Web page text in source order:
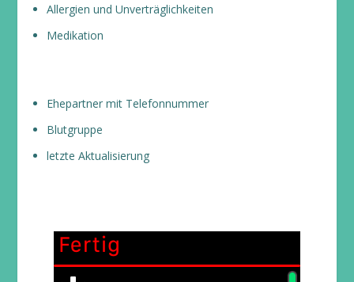
Allergien und Unverträglichkeiten
Medikation
Ehepartner mit Telefonnummer
Blutgruppe
letzte Aktualisierung